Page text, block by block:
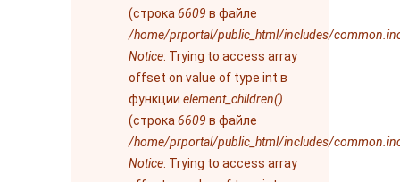
(строка 6609 в файле
/home/prportal/public_html/includes/
Notice: Trying to access array
offset on value of type int в
функции element_children()
(строка 6609 в файле
/home/prportal/public_html/includes/
Notice: Trying to access array